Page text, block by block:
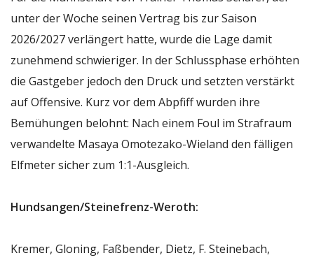
unter der Woche seinen Vertrag bis zur Saison
2026/2027 verlängert hatte, wurde die Lage damit
zunehmend schwieriger. In der Schlussphase erhöhten
die Gastgeber jedoch den Druck und setzten verstärkt
auf Offensive. Kurz vor dem Abpfiff wurden ihre
Bemühungen belohnt: Nach einem Foul im Strafraum
verwandelte Masaya Omotezako-Wieland den fälligen
Elfmeter sicher zum 1:1-Ausgleich.
Hundsangen/Steinefrenz-Weroth:
Kremer, Gloning, Faßbender, Dietz, F. Steinebach,